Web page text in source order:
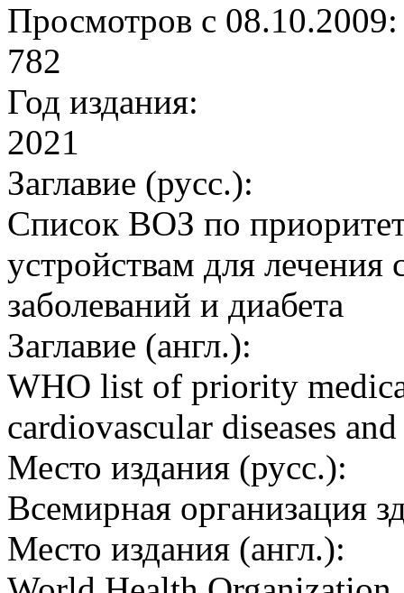
Просмотров с 08.10.2009:
782
Год издания:
2021
Заглавие (русс.):
Список ВОЗ по
устройствам для лечения
заболеваний и диабета
Заглавие (англ.):
WHO list of priority
cardiovascular diseases
Место издания (русс.):
Всемирная организация
Место издания (англ.):